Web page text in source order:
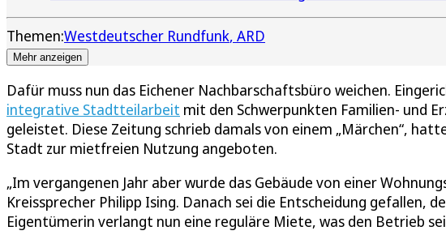
Themen:Westdeutscher Rundfunk ARD
Mehr anzeigen
Dafür muss nun das Eichener Nachbarschaftsbüro weichen.
integrative Stadtteilarbeit mit den Schwerpunkten Familien- und
geleistet. Diese Zeitung schrieb damals von einem „Märchen“,
Stadt zur mietfreien Nutzung angeboten.
„Im vergangenen Jahr aber wurde das Gebäude von einer
Kreissprecher Philipp Ising. Danach sei die Entscheidung gefallen,
Eigentümerin verlangt nun eine reguläre Miete, was den Betrieb